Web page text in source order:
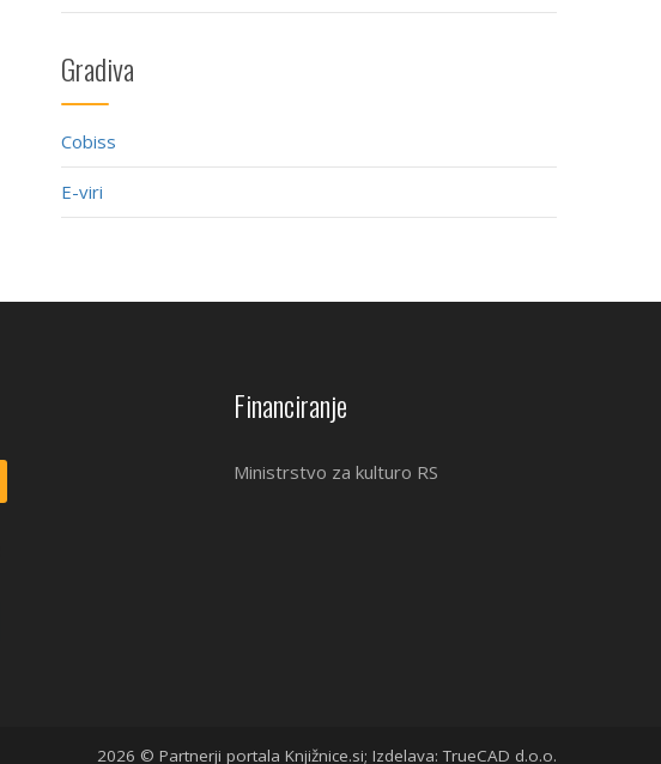
Gradiva
Cobiss
E-viri
Financiranje
Ministrstvo za kulturo RS
2026 © Partnerji portala Knjižnice.si; Izdelava: TrueCAD d.o.o.